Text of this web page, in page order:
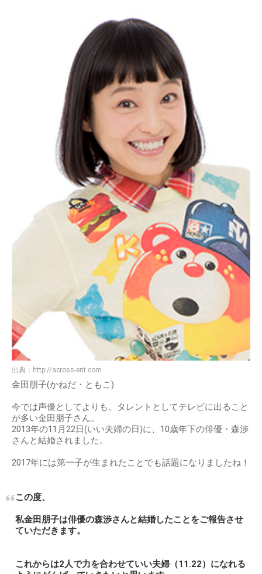
出典： http://across-ent.com
金田朋子(かねだ・ともこ)
今では声優としてよりも、タレントとしてテレビに出ること
が多い金田朋子さん。
2013年の11月22日(いい夫婦の日)に、10歳年下の俳優・森渉
さんと結婚されました。
2017年には第一子が生まれたことでも話題になりましたね！
この度、
私金田朋子は俳優の森渉さんと結婚したことをご報告させ
ていただきます。
これからは2人で力を合わせていい夫婦（11.22）になれる